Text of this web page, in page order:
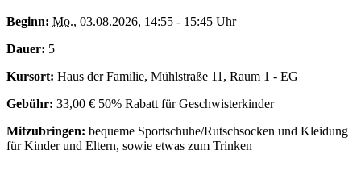
Beginn: Mo., 03.08.2026, 14:55 - 15:45 Uhr
Dauer: 5
Kursort: Haus der Familie, Mühlstraße 11, Raum 1 - EG
Gebühr: 33,00 € 50% Rabatt für Geschwisterkinder
Mitzubringen: bequeme Sportschuhe/Rutschsocken und Kleidung
für Kinder und Eltern, sowie etwas zum Trinken